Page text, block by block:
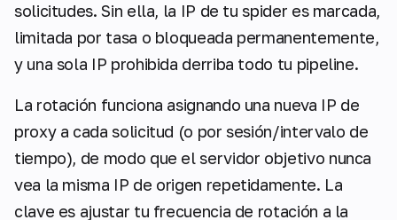
solicitudes. Sin ella, la IP de tu spider es marcada,
limitada por tasa o bloqueada permanentemente,
y una sola IP prohibida derriba todo tu pipeline.
La rotación funciona asignando una nueva IP de
proxy a cada solicitud (o por sesión/intervalo de
tiempo), de modo que el servidor objetivo nunca
vea la misma IP de origen repetidamente. La
clave es ajustar tu frecuencia de rotación a la